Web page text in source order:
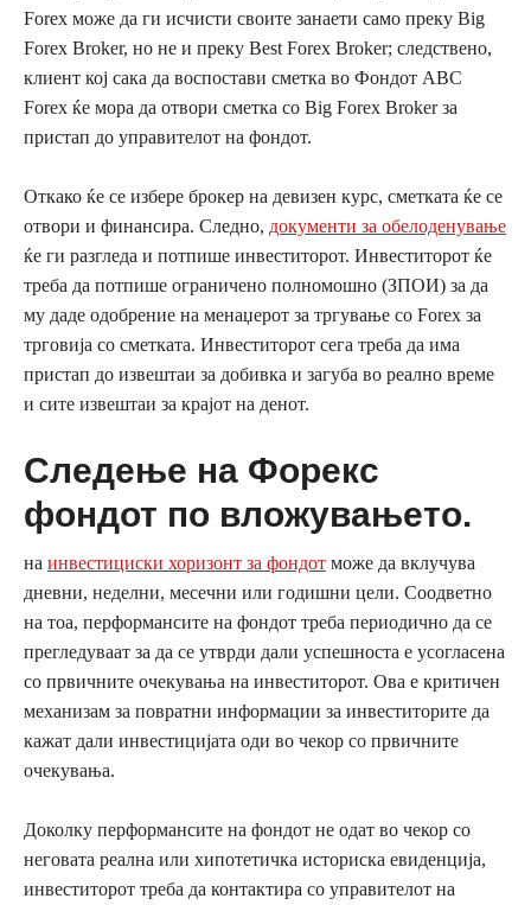
Forex може да ги исчисти своите занаети само преку Big
Forex Broker, но не и преку Best Forex Broker; следствено,
клиент кој сака да воспостави сметка во Фондот ABC
Forex ќе мора да отвори сметка со Big Forex Broker за
пристап до управителот на фондот.
Откако ќе се избере брокер на девизен курс, сметката ќе се
отвори и финансира. Следно, документи за обелоденување
ќе ги разгледа и потпише инвеститорот. Инвеститорот ќе
треба да потпише ограничено полномошно (ЗПОИ) за да
му даде одобрение на менаџерот за тргување со Forex за
трговија со сметката. Инвеститорот сега треба да има
пристап до извештаи за добивка и загуба во реално време
и сите извештаи за крајот на денот.
Следење на Форекс
фондот по вложувањето.
на инвестициски хоризонт за фондот може да вклучува
дневни, неделни, месечни или годишни цели. Соодветно
на тоа, перформансите на фондот треба периодично да се
прегледуваат за да се утврди дали успешноста е усогласена
со првичните очекувања на инвеститорот. Ова е критичен
механизам за повратни информации за инвеститорите да
кажат дали инвестицијата оди во чекор со првичните
очекувања.
Доколку перформансите на фондот не одат во чекор со
неговата реална или хипотетичка историска евиденција,
инвеститорот треба да контактира со управителот на